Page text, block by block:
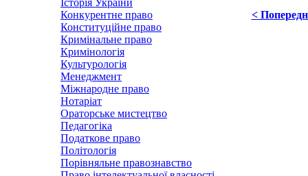
Історія України
Конкурентне право
Конституційне право
Кримінальне право
Кримінологія
Культурологія
Менеджмент
Міжнародне право
Нотаріат
Ораторське мистецтво
Педагогіка
Податкове право
Політологія
Порівняльне правознавство
<